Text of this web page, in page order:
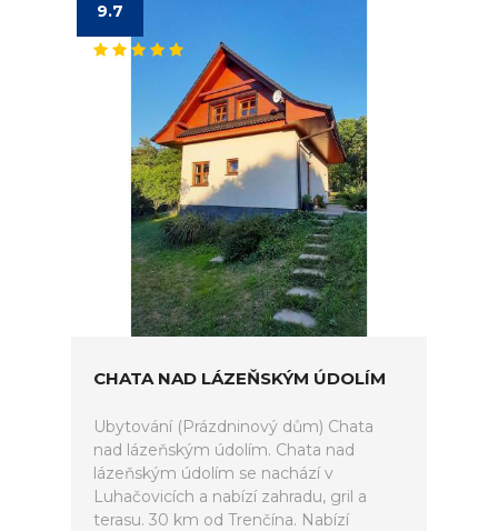
9.7
CHATA NAD LÁZEŇSKÝM ÚDOLÍM
Ubytování (Prázdninový dům) Chata
nad lázeňským údolím. Chata nad
lázeňským údolím se nachází v
Luhačovicích a nabízí zahradu, gril a
terasu. 30 km od Trenčína. Nabízí